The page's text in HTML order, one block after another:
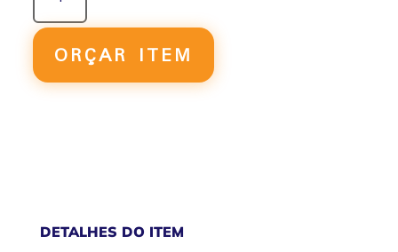
ISO2
5/2
VIAS
DUPLO
ORÇAR ITEM
DETALHES DO ITEM